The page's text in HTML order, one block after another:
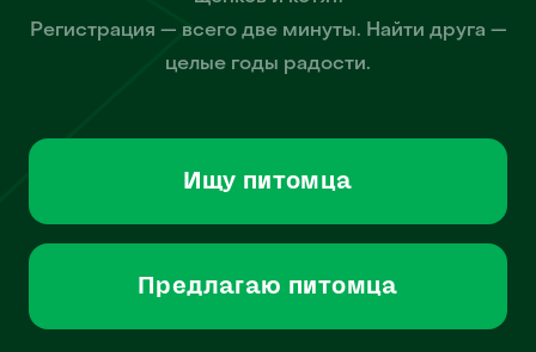
Регистрация — всего две минуты. Найти друга —
целые годы радости.
Ищу питомца
Предлагаю питомца